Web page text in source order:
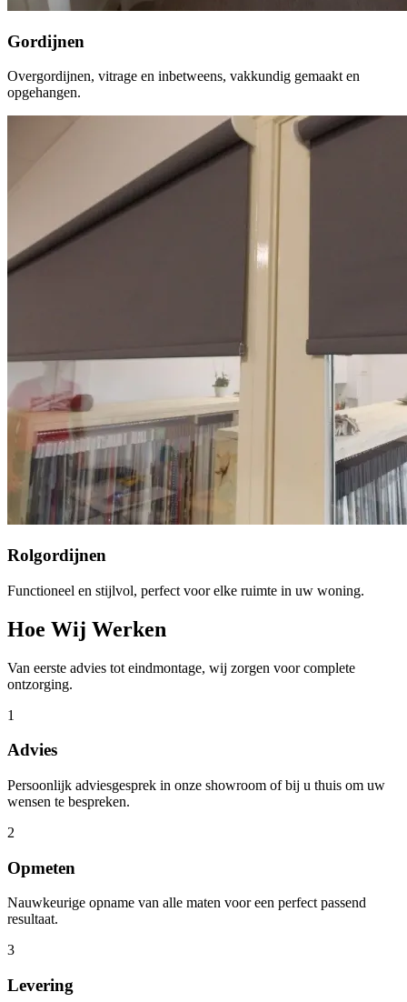
Gordijnen
Overgordijnen, vitrage en inbetweens, vakkundig gemaakt en
opgehangen.
Rolgordijnen
Functioneel en stijlvol, perfect voor elke ruimte in uw woning.
Hoe Wij Werken
Van eerste advies tot eindmontage, wij zorgen voor complete
ontzorging.
1
Advies
Persoonlijk adviesgesprek in onze showroom of bij u thuis om uw
wensen te bespreken.
2
Opmeten
Nauwkeurige opname van alle maten voor een perfect passend
resultaat.
3
Levering